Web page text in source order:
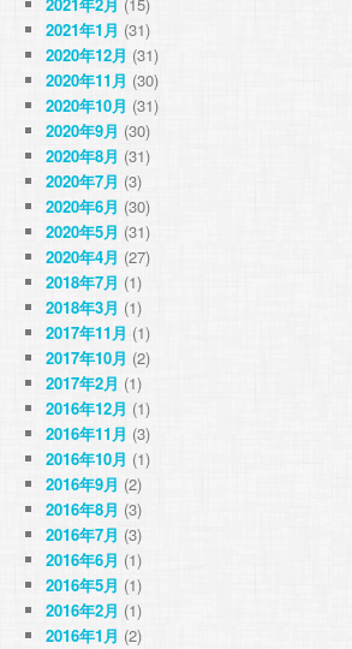
2021年1月 (31)
2020年12月 (31)
2020年11月 (30)
2020年10月 (31)
2020年9月 (30)
2020年8月 (31)
2020年7月 (3)
2020年6月 (30)
2020年5月 (31)
2020年4月 (27)
2018年7月 (1)
2018年3月 (1)
2017年11月 (1)
2017年10月 (2)
2017年2月 (1)
2016年12月 (1)
2016年11月 (3)
2016年10月 (1)
2016年9月 (2)
2016年8月 (3)
2016年7月 (3)
2016年6月 (1)
2016年5月 (1)
2016年2月 (1)
2016年1月 (2)